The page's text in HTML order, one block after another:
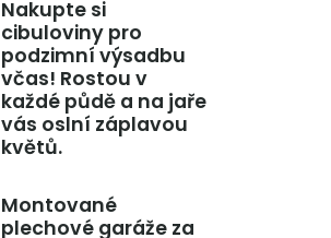
Nakupte si
cibuloviny pro
podzimní výsadbu
včas! Rostou v
každé půdě a na jaře
vás oslní záplavou
květů.
Montované
plechové garáže za